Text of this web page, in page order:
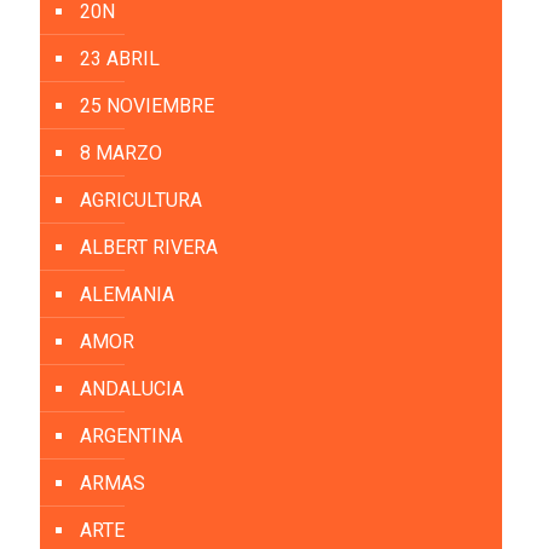
20N
23 ABRIL
25 NOVIEMBRE
8 MARZO
AGRICULTURA
ALBERT RIVERA
ALEMANIA
AMOR
ANDALUCIA
ARGENTINA
ARMAS
ARTE